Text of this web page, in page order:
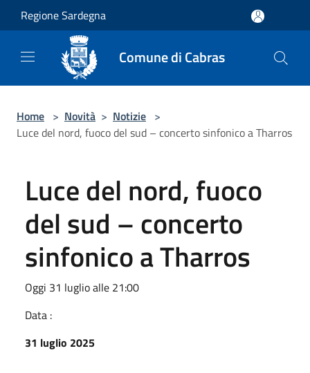
Salta al contenuto principale
Regione Sardegna
Comune di Cabras
Home > Novità > Notizie >
Luce del nord, fuoco del sud – concerto sinfonico a Tharros
Luce del nord, fuoco
del sud – concerto
sinfonico a Tharros
Oggi 31 luglio alle 21:00
Data :
31 luglio 2025